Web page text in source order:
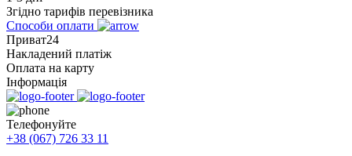
Згідно тарифів перевізника
Способи оплати
Приват24
Накладений платіж
Оплата на карту
Інформація
Телефонуйте
+38 (067) 726 33 11